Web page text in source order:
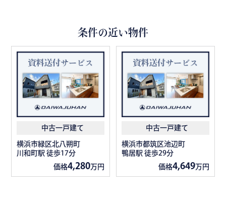
条件の近い物件
中古一戸建て
横浜市緑区北八朔町
川和町駅 徒歩17分
価格4,280万円
中古一戸建て
横浜市都筑区池辺町
鴨居駅 徒歩29分
価格4,649万円